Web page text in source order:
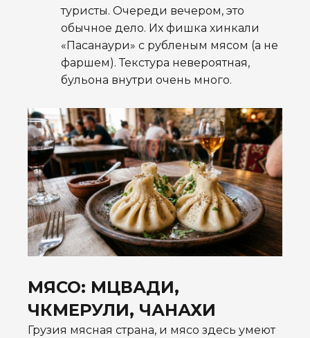
туристы. Очереди вечером, это
обычное дело. Их фишка хинкали
«Пасанаури» с рубленым мясом (а не
фаршем). Текстура невероятная,
бульона внутри очень много.
МЯСО: МЦВАДИ,
ЧКМЕРУЛИ, ЧАНАХИ
Грузия мясная страна, и мясо здесь умеют